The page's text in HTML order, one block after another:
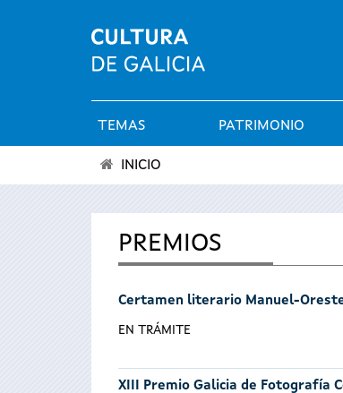
Menú
principal
TEMAS PATRIMONIO
encuentra
aquí
INICIO
PREMIOS
Certamen literario Manuel-
EN TRÁMITE
XIII Premio Galicia de Fotografía